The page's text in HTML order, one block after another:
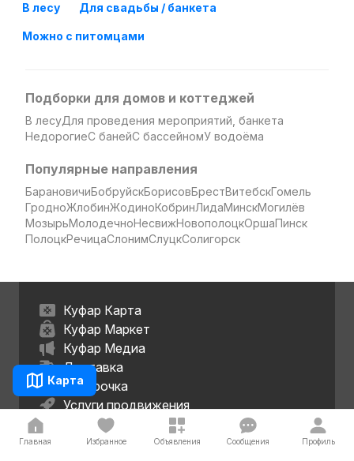
Карта
В лесу Для свадьбы / банкета
Можно с питомцами
Подборки для домов и коттеджей
В лесуДля проведения мероприятий, банкета
НедорогиеС банейС бассейномУ водоёма
Популярные направления
БарановичиБобруйскБорисовБрестВитебскГомель
ГродноЖлобинЖодиноКобринЛидаМинскМогилёв
МозырьМолодечноНесвижНовополоцкОршаПинск
ПолоцкРечицаСлонимСлуцкСолигорск
Главная Избранное Объявления Сообщения Профиль
Куфар Карта
Куфар Маркет
Куфар Медиа
Доставка
Рассрочка
Услуги продвижения